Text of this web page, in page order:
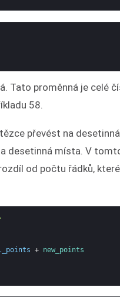
Tato proměnná je celé
58.
převést na
desetinná místa. V
od počtu řádků,
+ new_points